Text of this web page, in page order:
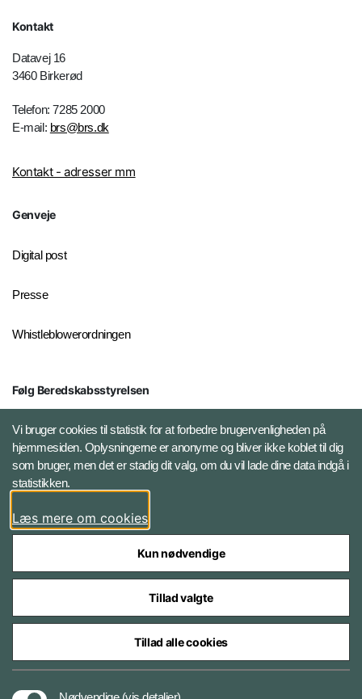
Kontakt
Datavej 16
3460 Birkerød
Telefon: 7285 2000
E-mail: brs@brs.dk
Kontakt - adresser mm
Genveje
Digital post
Presse
Whistleblowerordningen
Følg Beredskabsstyrelsen
X BRSdk
LinkedIn BRS-profil
Vi bruger cookies til statistik for at forbedre brugervenligheden på
hjemmesiden. Oplysningerne er anonyme og bliver ikke koblet til dig
som bruger, men det er stadig dit valg, om du vil lade dine data indgå i
statistikken.
Læs mere om cookies
Kun nødvendige
Tillad valgte
Tillad alle cookies